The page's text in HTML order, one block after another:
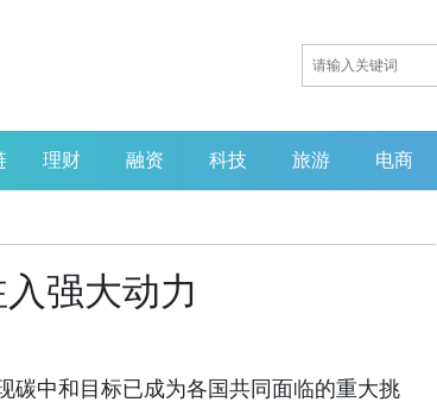
理财 融资 科技 旅游 电商
强大动力
碳中和目标已成为各国共同面临的重大挑